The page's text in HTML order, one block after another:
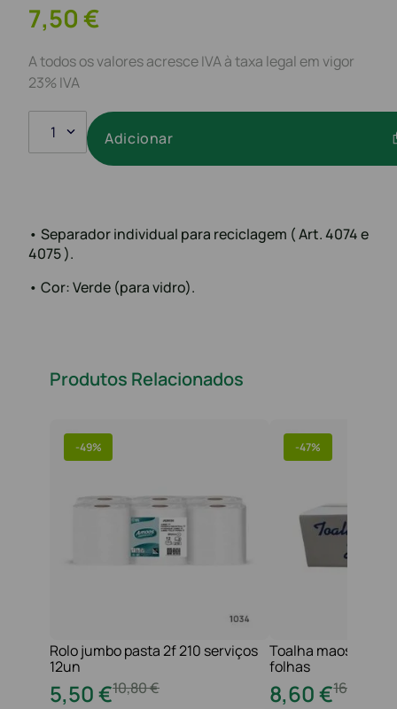
7,50€
A todos os valores acresce IVA à taxa legal em vigor
23% IVA
1 Adicionar
• Separador individual para reciclagem ( Art. 4074 e
4075 ).
• Cor: Verde (para vidro).
Produtos Relacionados
-49%
Rolo jumbo pasta 2f 210 serviços
12un
10,80€
5,50€
-47%
Toalha maos 2f
folhas
16
8,60€